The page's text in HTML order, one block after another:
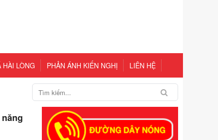
HÀI LÒNG PHẢN ÁNH KIẾN NGHỊ LIÊN HỆ